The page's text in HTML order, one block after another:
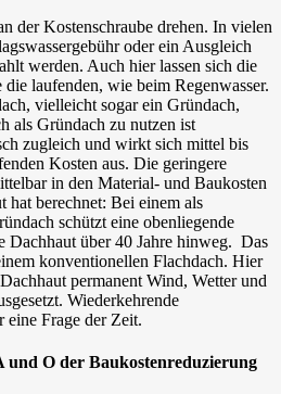
der Kostenschraube drehen. In vielen
oder ein Ausgleich
werden. Auch hier lassen sich die
laufenden, wie beim Regenwasser.
vielleicht sogar ein Gründach,
als Gründach zu nutzen ist
zugleich und wirkt sich mittel bis
Kosten aus. Die geringere
in den Material- und Baukosten
hat berechnet: Bei einem als
schützt eine obenliegende
Dachhaut über 40 Jahre hinweg. Das
konventionellen Flachdach. Hier
permanent Wind, Wetter und
Wiederkehrende
eine Frage der Zeit.
und O der Baukostenreduzierung